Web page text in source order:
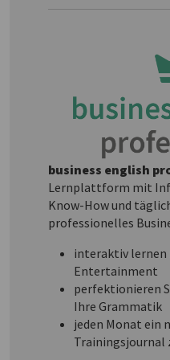
business english
Lernplattform mit
Know-How und
professionelles
interaktiv lernen
Entertainment
perfektionieren
Ihre Grammatik
jeden Monat ein
Trainingsjournal